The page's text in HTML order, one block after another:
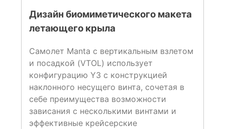
Дизайн биомиметического макета
летающего крыла
Самолет Manta с вертикальным взлетом
и посадкой (VTOL) использует
конфигурацию Y3 с конструкцией
наклонного несущего винта, сочетая в
себе преимущества возможности
зависания с несколькими винтами и
эффективные крейсерские